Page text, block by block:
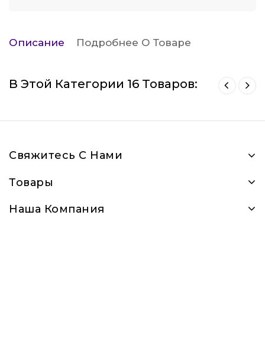
Описание Подробнее О Товаре
В Этой Категории 16 Товаров:
Свяжитесь С Нами
Товары
Наша Компания